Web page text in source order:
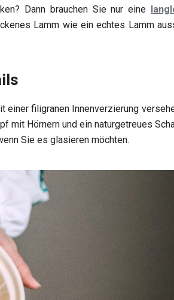
Dann brauchen Sie nur eine
Lamm wie ein echtes Lamm
einer filigranen Innenverzierung
mit Hörnern und ein naturgetreues
Sie es glasieren möchten.